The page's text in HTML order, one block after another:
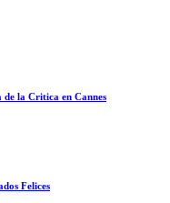
la Critica en Cannes
Felices